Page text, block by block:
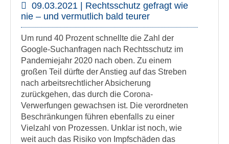
09.03.2021 | Rechtsschutz gefragt wie
nie – und vermutlich bald teurer
Um rund 40 Prozent schnellte die Zahl der
Google-Suchanfragen nach Rechtsschutz im
Pandemiejahr 2020 nach oben. Zu einem
großen Teil dürfte der Anstieg auf das Streben
nach arbeitsrechtlicher Absicherung
zurückgehen, das durch die Corona-
Verwerfungen gewachsen ist. Die verordneten
Beschränkungen führen ebenfalls zu einer
Vielzahl von Prozessen. Unklar ist noch, wie
weit auch das Risiko von Impfschäden das